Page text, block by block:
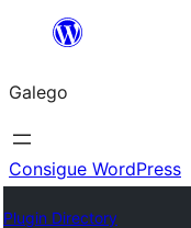
Saltar
contido
Galego
Consigue WordPress
Plugin Directory